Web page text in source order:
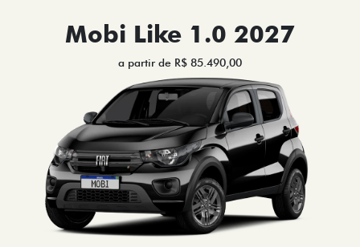
Mobi Like 1.0 2027
a partir de R$ 85.490,00